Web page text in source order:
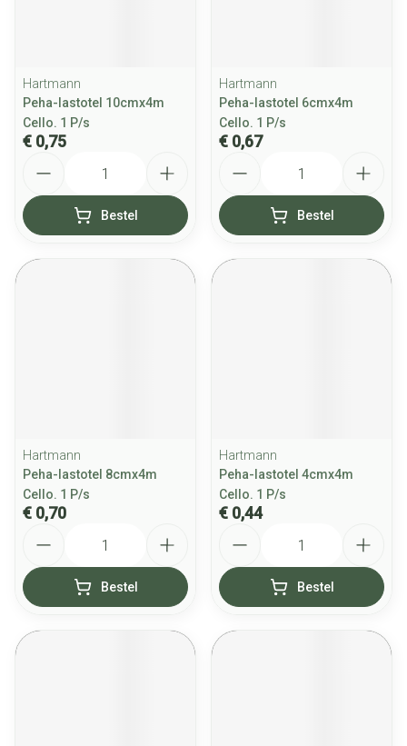
Hartmann
Peha-lastotel 10cmx4m
Cello. 1 P/s
€ 0,75
Bestel
Hartmann
Peha-lastotel 6cmx4m
Cello. 1 P/s
€ 0,67
Bestel
Hartmann
Peha-lastotel 8cmx4m
Cello. 1 P/s
€ 0,70
Bestel
Hartmann
Peha-lastotel 4cmx4m
Cello. 1 P/s
€ 0,44
Bestel